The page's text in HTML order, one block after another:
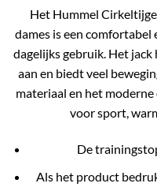
Het Hummel
dames is een
dagelijks gebruik. Het
aan en biedt veel
materiaal en het
voor sport,
De
Als het product